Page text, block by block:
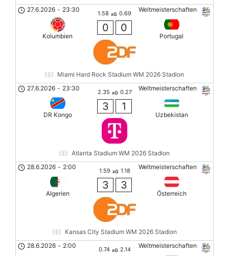
Weltmeisterschaften
27.6.2026 - 23:30
Kolumbien
1.58 xG 0.69
0 0
Portugal
Miami Hard Rock Stadium WM 2026 Stadion
Weltmeisterschaften
27.6.2026 - 23:30
DR Kongo
2.35 xG 0.27
3 1
Uzbekistan
Atlanta Stadium WM 2026 Stadion
Weltmeisterschaften
28.6.2026 - 2:00
Algerien
1.59 xG 1.18
3 3
Österreich
Kansas City Stadium WM 2026 Stadion
Weltmeisterschaften
28.6.2026 - 2:00
0.74 xG 2.14